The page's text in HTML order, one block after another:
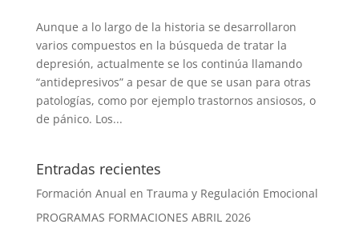
Aunque a lo largo de la historia se desarrollaron
varios compuestos en la búsqueda de tratar la
depresión, actualmente se los continúa llamando
“antidepresivos” a pesar de que se usan para otras
patologías, como por ejemplo trastornos ansiosos, o
de pánico. Los...
Entradas recientes
Formación Anual en Trauma y Regulación Emocional
PROGRAMAS FORMACIONES ABRIL 2026